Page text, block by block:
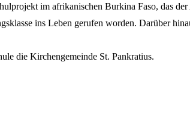
im afrikanischen Burkina Faso, das der
ins Leben gerufen worden. Darüber
die Kirchengemeinde St. Pankratius.